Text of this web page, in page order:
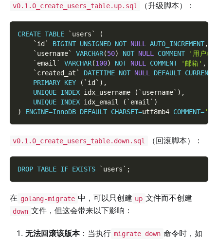
v0.1.0_create_users_table.up.sql （升级脚本）：
CREATE TABLE ` users `
(
` id ` BIGINT UNSIGNED NOT NULL AUTO_INCREMENT,
` username` VARCHAR(50) NOT NULL COMMENT '用户名'
` email ` VARCHAR(100) NOT NULL COMMENT '邮箱' ,
` created_at ` DATETIME NOT NULL DEFAULT
PRIMARY KEY ( ` id ` ) ,
UNIQUE INDEX idx_username ( ` username` ) ,
UNIQUE INDEX idx_email ( ` email ` )
)
ENGINE=InnoDB DEFAULT CHARSET=utf8mb4 COMMENT='用
v0.1.0_create_users_table.down.sql （回滚脚本）：
DROP TABLE IF EXISTS ` users ` ;
在 golang-migrate 中，可以只创建 up 文件而不创建
down 文件，但这会带来以下影响：
无法回滚该版本：当执行 migrate down 命令时，如